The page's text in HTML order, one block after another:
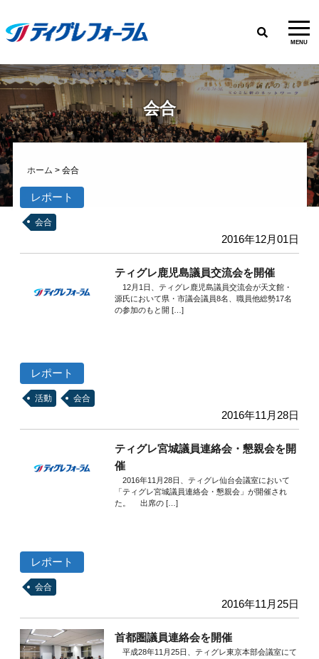
MENU
会合
ホーム > 会合
レポート
会合
2016年12月01日
ティグレ鹿児島議員交流会を開催
12月1日、ティグレ鹿児島議員交流会が天文館・
源氏において県・市議会議員8名、職員他総勢17名
の参加のもと開 […]
レポート
活動 会合
2016年11月28日
ティグレ宮城議員連絡会・懇親会を開
催
2016年11月28日、ティグレ仙台会議室において
「ティグレ宮城議員連絡会・懇親会」が開催され
た。 出席の […]
レポート
会合
2016年11月25日
首都圏議員連絡会を開催
平成28年11月25日、ティグレ東京本部会議室にて